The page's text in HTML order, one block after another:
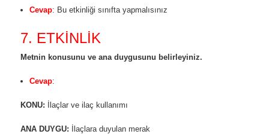
Cevap: Bu etkinliği sınıfta yapmalısınız
7. ETKİNLİK
Metnin konusunu ve ana duygusunu belirleyiniz.
Cevap:
KONU: İlaçlar ve ilaç kullanımı
ANA DUYGU: İlaçlara duyulan merak